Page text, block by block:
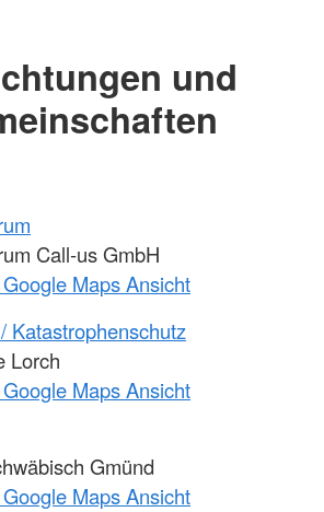
und
Call-us GmbH
Maps Ansicht
Katastrophenschutz
Lorch
Maps Ansicht
Gmünd
Maps Ansicht